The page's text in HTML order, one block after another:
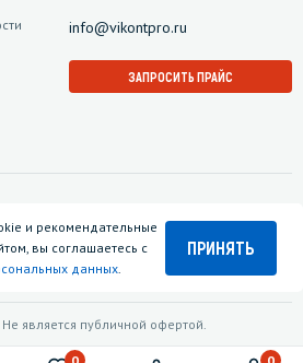
0 0
info@vikontpro.ru
ЗАПРОСИТЬ ПРАЙС
является публичной офертой.
и рекомендательные
вы соглашаетесь с
данных.
ПРИНЯТЬ